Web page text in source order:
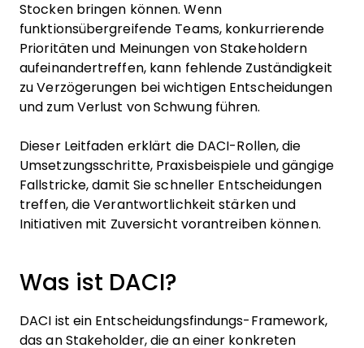
Stocken bringen können. Wenn
funktionsübergreifende Teams, konkurrierende
Prioritäten und Meinungen von Stakeholdern
aufeinandertreffen, kann fehlende Zuständigkeit
zu Verzögerungen bei wichtigen Entscheidungen
und zum Verlust von Schwung führen.
Dieser Leitfaden erklärt die DACI-Rollen, die
Umsetzungsschritte, Praxisbeispiele und gängige
Fallstricke, damit Sie schneller Entscheidungen
treffen, die Verantwortlichkeit stärken und
Initiativen mit Zuversicht vorantreiben können.
Was ist DACI?
DACI ist ein Entscheidungsfindungs-Framework,
das an Stakeholder, die an einer konkreten